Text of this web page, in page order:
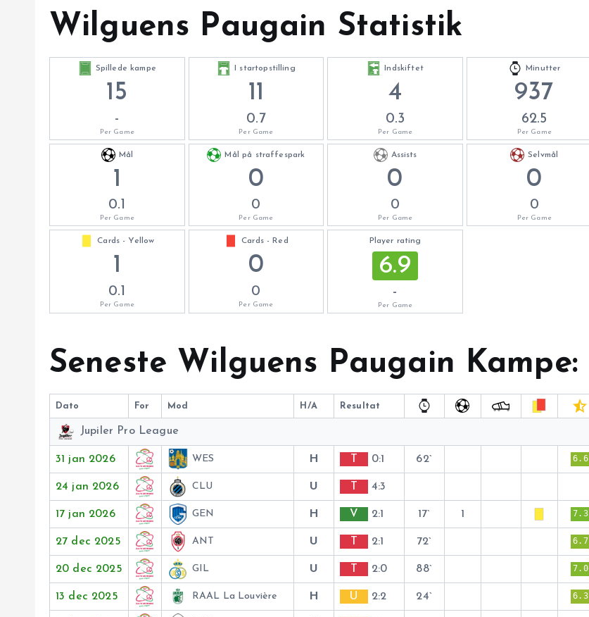
Wilguens Paugain Statistik
Spillede kampe
15
-
Per Game
I startopstilling
11
0.7
Per Game
Indskiftet
4
0.3
Per Game
Minutter
937
62.5
Per Game
Mål
1
0.1
Per Game
Mål på straffespark
0
0
Per Game
Assists
0
0
Per Game
Selvmål
0
0
Per Game
Cards - Yellow
1
0.1
Per Game
Cards - Red
0
0
Per Game
Player rating
6.9
-
Per Game
Seneste Wilguens Paugain Kampe:
Dato For Mod H/A Resultat
Jupiler Pro League
31 jan 2026 WES H T 0:1 62` 6.6
24 jan 2026 CLU U T 4:3
17 jan 2026 GEN H V 2:1 17` 1 7.3
27 dec 2025 ANT U T 2:1 72` 6.7
20 dec 2025 GIL U T 2:0 88` 7.0
13 dec 2025 RAAL La Louvière H U 2:2 24` 6.3